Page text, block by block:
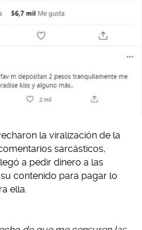
la viralización de la
sarcásticos,
a pedir dinero a las
contenido para pagar lo
ella.